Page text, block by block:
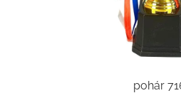
pohár